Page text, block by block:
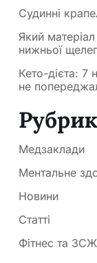
Судинні
Який
нижньої
Кето-дієта: 7
не
Медзаклади
Ментальне
Новини
Статті
Фітнес та ЗСЖ